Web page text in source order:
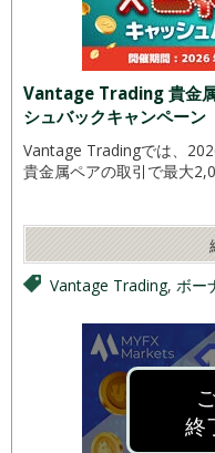
Vantage Trading 貴金
シュバックキャンペーン
Vantage Tradingでは、
貴金属ペアの取引で最大
Vantage Trading, ボー
終